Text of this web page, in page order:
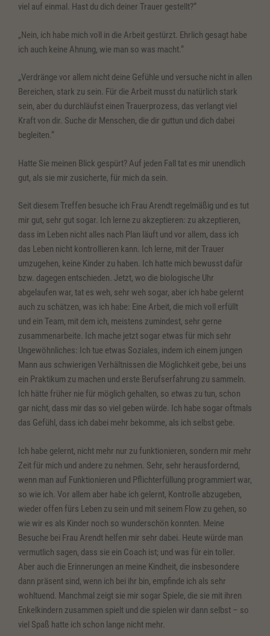
viel auf einmal. Hast du dich deiner Trauer gestellt?“
„Nein, ich habe mich voll in die Arbeit gestürzt. Ehrlich gesagt habe
ich auch keine Ahnung, wie man so was macht.“
„Verdränge vor allem nicht deine Gefühle und versuche nicht in allen
Bereichen, stark zu sein. Für die Arbeit musst du natürlich stark
sein, aber du durchläufst einen Trauerprozess, das verlangt viel
Kraft von dir. Suche dir Menschen, die dir guttun und dich dabei
begleiten.“
Hatte Sie meinen Blick gespürt? Auf jeden Fall tat es mir unendlich
gut, als sie mir zusicherte, für mich da sein.
Seit diesem Treffen besuche ich Frau Arendt regelmäßig und es tut
mir gut, sehr gut sogar. Ich lerne zu akzeptieren: zu akzeptieren,
dass im Leben nicht alles nach Plan läuft und vor allem, dass ich
das Leben nicht kontrollieren kann. Ich lerne, mit der Trauer
umzugehen, keine Kinder zu haben. Ich hatte mich bewusst dafür
bzw. dagegen entschieden. Jetzt, wo die biologische Uhr
abgelaufen war, tat es weh, sehr weh sogar, aber ich habe gelernt
auch zu schätzen, was ich habe: Eine Arbeit, die mich voll erfüllt
und ein Team, mit dem ich, meistens zumindest, sehr gerne
zusammenarbeite. Ich mache jetzt sogar etwas für mich sehr
Ungewöhnliches: Ich tue etwas Soziales, indem ich einem jungen
Mann aus schwierigen Verhältnissen die Möglichkeit gebe, bei uns
ein Praktikum zu machen und erste Berufserfahrung zu sammeln.
Ich hätte früher nie für möglich gehalten, so etwas zu tun, schon
gar nicht, dass mir das so viel geben würde. Ich habe sogar oftmals
das Gefühl, dass ich dabei mehr bekomme, als ich selbst gebe.
Ich habe gelernt, nicht mehr nur zu funktionieren, sondern mir mehr
Zeit für mich und andere zu nehmen. Sehr, sehr herausfordernd,
wenn man auf Funktionieren und Pflichterfüllung programmiert war,
so wie ich. Vor allem aber habe ich gelernt, Kontrolle abzugeben,
wieder offen fürs Leben zu sein und mit seinem Flow zu gehen, so
wie wir es als Kinder noch so wunderschön konnten. Meine
Besuche bei Frau Arendt helfen mir sehr dabei. Heute würde man
vermutlich sagen, dass sie ein Coach ist; und was für ein toller.
Aber auch die Erinnerungen an meine Kindheit, die insbesondere
dann präsent sind, wenn ich bei ihr bin, empfinde ich als sehr
wohltuend. Manchmal zeigt sie mir sogar Spiele, die sie mit ihren
Enkelkindern zusammen spielt und die spielen wir dann selbst – so
viel Spaß hatte ich schon lange nicht mehr.